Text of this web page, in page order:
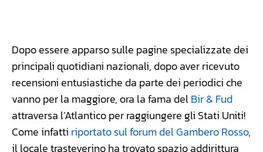
Dopo essere apparso sulle pagine specializzate dei
principali quotidiani nazionali, dopo aver ricevuto
recensioni entusiastiche da parte dei periodici che
vanno per la maggiore, ora la fama delBir & Fud
attraversa l’Atlantico per raggiungere gli Stati Uniti!
Come infatti riportato sul forum del Gambero Rosso,
il locale trasteverino ha trovato spazio addirittura